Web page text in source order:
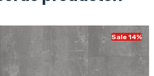
Sale 14%